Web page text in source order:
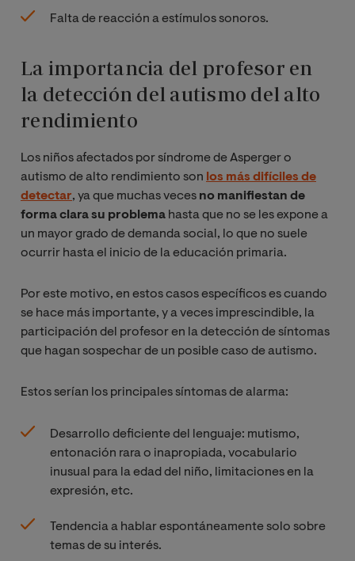
Falta de reacción a estímulos sonoros.
La importancia del profesor en
la detección del autismo del alto
rendimiento
Los niños afectados por síndrome de Asperger o
autismo de alto rendimiento son los más difíciles de
detectar, ya que muchas veces no manifiestan de
forma clara su problema hasta que no se les expone a
un mayor grado de demanda social, lo que no suele
ocurrir hasta el inicio de la educación primaria.
Por este motivo, en estos casos específicos es cuando
se hace más importante, y a veces imprescindible, la
participación del profesor en la detección de síntomas
que hagan sospechar de un posible caso de autismo.
Estos serían los principales síntomas de alarma:
Desarrollo deficiente del lenguaje: mutismo,
entonación rara o inapropiada, vocabulario
inusual para la edad del niño, limitaciones en la
expresión, etc.
Tendencia a hablar espontáneamente solo sobre
temas de su interés.